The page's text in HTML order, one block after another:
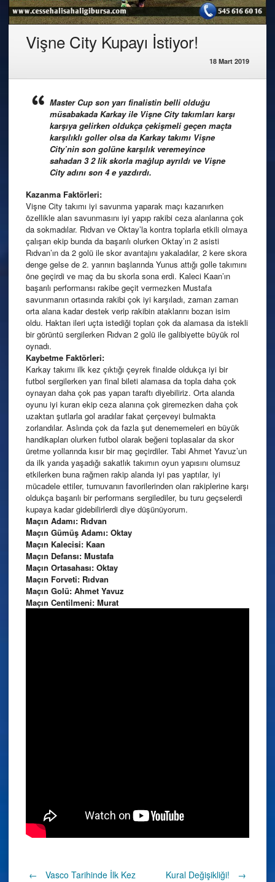
Vişne City Kupayı İstiyor!
18 Mart 2019
Master Cup son yarı finalistin belli olduğu
müsabakada Karkay ile Vişne City takımları karşı
karşıya gelirken oldukça çekişmeli geçen maçta
karşılıklı goller olsa da Karkay takımı Vişne
City’nin son golüne karşılık veremeyince
sahadan 3 2 lik skorla mağlup ayrıldı ve Vişne
City adını son 4 e yazdırdı.
Kazanma Faktörleri:
Vişne City takımı iyi savunma yaparak maçı kazanırken
özellikle alan savunmasını iyi yapıp rakibi ceza alanlarına çok
da sokmadılar. Rıdvan ve Oktay’la kontra toplarla etkili olmaya
çalışan ekip bunda da başarılı olurken Oktay’ın 2 asisti
Rıdvan’ın da 2 golü ile skor avantajını yakaladılar, 2 kere skora
denge gelse de 2. yarının başlarında Yunus attığı golle takımını
öne geçirdi ve maç da bu skorla sona erdi. Kaleci Kaan’ın
başarılı performansı rakibe geçit vermezken Mustafa
savunmanın ortasında rakibi çok iyi karşıladı, zaman zaman
orta alana kadar destek verip rakibin ataklarını bozan isim
oldu. Haktan ileri uçta istediği topları çok da alamasa da istekli
bir görüntü sergilerken Rıdvan 2 golü ile galibiyette büyük rol
oynadı.
Kaybetme Faktörleri:
Karkay takımı ilk kez çıktığı çeyrek finalde oldukça iyi bir
futbol sergilerken yarı final bileti alamasa da topla daha çok
oynayan daha çok pas yapan taraftı diyebiliriz. Orta alanda
oyunu iyi kuran ekip ceza alanına çok giremezken daha çok
uzaktan şutlarla gol aradılar fakat çerçeveyi bulmakta
zorlandılar. Aslında çok da fazla şut denememeleri en büyük
handikapları olurken futbol olarak beğeni toplasalar da skor
üretme yollarında kısır bir maç geçirdiler. Tabi Ahmet Yavuz’un
da ilk yarıda yaşadığı sakatlık takımın oyun yapısını olumsuz
etkilerken buna rağmen rakip alanda iyi pas yaptılar, iyi
mücadele ettiler, turnuvanın favorilerinden olan rakiplerine karşı
oldukça başarılı bir performans sergilediler, bu turu geçselerdi
kupaya kadar gidebilirlerdi diye düşünüyorum.
Maçın Adamı: Rıdvan
Maçın Gümüş Adamı: Oktay
Maçın Kalecisi: Kaan
Maçın Defansı: Mustafa
Maçın Ortasahası: Oktay
Maçın Forveti: Rıdvan
Maçın Golü: Ahmet Yavuz
Maçın Centilmeni: Murat
←
Vasco Tarihinde İlk Kez
Kural Değişikliği! →